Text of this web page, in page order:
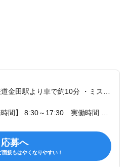
応募へ
面接もはやくなりやすい！